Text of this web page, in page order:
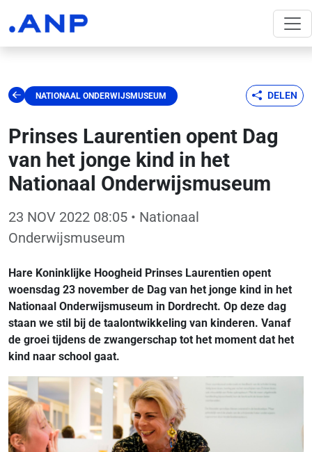
NATIONAAL ONDERWIJSMUSEUM DELEN
Prinses Laurentien opent Dag
van het jonge kind in het
Nationaal Onderwijsmuseum
23 NOV 2022 08:05 • Nationaal
Onderwijsmuseum
Hare Koninklijke Hoogheid Prinses Laurentien opent
woensdag 23 november de Dag van het jonge kind in het
Nationaal Onderwijsmuseum in Dordrecht. Op deze dag
staan we stil bij de taalontwikkeling van kinderen. Vanaf
de groei tijdens de zwangerschap tot het moment dat het
kind naar school gaat.